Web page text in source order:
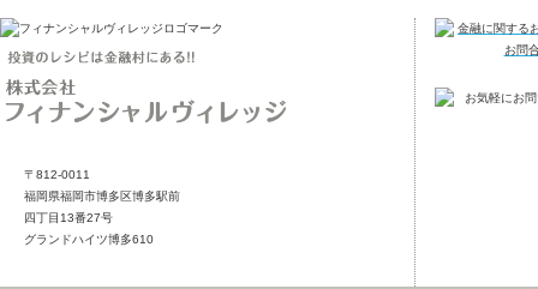
〒812-0011
福岡県福岡市博多区博多駅前
四丁目13番27号
グランドハイツ博多610